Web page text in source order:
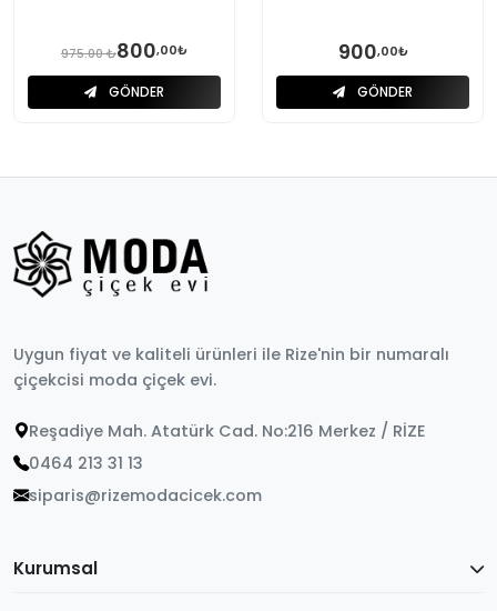
975.00 ₺800,00₺
GÖNDER
900,00₺
GÖNDER
Uygun fiyat ve kaliteli ürünleri ile Rize'nin bir numaralı
çiçekcisi moda çiçek evi.
Reşadiye Mah. Atatürk Cad. No:216 Merkez / RİZE
0464 213 31 13
siparis@rizemodacicek.com
Kurumsal